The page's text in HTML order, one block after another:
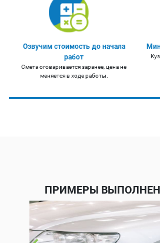
Озвучим стоимость до начала
работ
Смета оговаривается заранее, цена не
меняется в ходе работы.
ПРИМЕРЫ